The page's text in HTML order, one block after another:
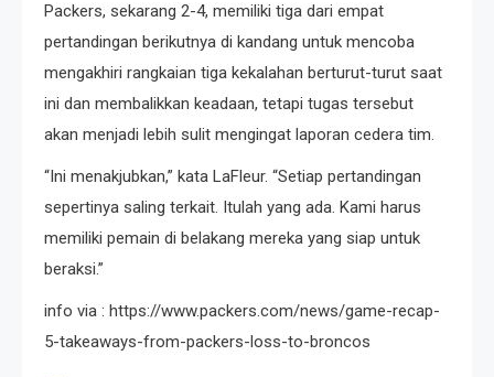
Packers, sekarang 2-4, memiliki tiga dari empat
pertandingan berikutnya di kandang untuk mencoba
mengakhiri rangkaian tiga kekalahan berturut-turut saat
ini dan membalikkan keadaan, tetapi tugas tersebut
akan menjadi lebih sulit mengingat laporan cedera tim.
“Ini menakjubkan,” kata LaFleur. “Setiap pertandingan
sepertinya saling terkait. Itulah yang ada. Kami harus
memiliki pemain di belakang mereka yang siap untuk
beraksi.”
info via : https://www.packers.com/news/game-recap-
5-takeaways-from-packers-loss-to-broncos